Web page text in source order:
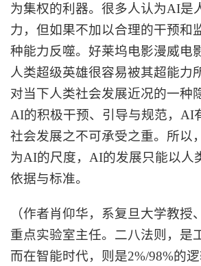
为集权的利器。很多人认为AI是
力，但如果不加以合理的干预和
种能力反噬。好莱坞电影漫威电
人类超级英雄很容易被其超能力
对当下人类社会发展近况的一种
AI的积极干预、引导与规范，AI
社会发展之不可承受之重。所以
为AI的尺度，AI的发展只能以人
依据与标准。
（作者肖仰华，系复旦大学教授
重点实验室主任。二八法则，是
而在智能时代，则是2%/98%的